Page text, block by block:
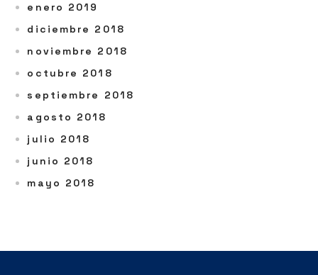
enero 2019
diciembre 2018
noviembre 2018
octubre 2018
septiembre 2018
agosto 2018
julio 2018
junio 2018
mayo 2018